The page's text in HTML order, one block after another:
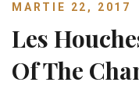
MARTIE 22, 2017
Les
Of The